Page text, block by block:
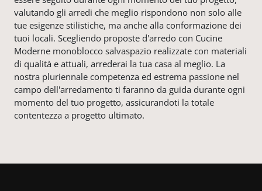
valutando gli arredi che meglio rispondono non solo alle
tue esigenze stilistiche, ma anche alla conformazione dei
tuoi locali. Scegliendo proposte d'arredo con Cucine
Moderne monoblocco salvaspazio realizzate con materiali
di qualità e attuali, arrederai la tua casa al meglio. La
nostra pluriennale competenza ed estrema passione nel
campo dell'arredamento ti faranno da guida durante ogni
momento del tuo progetto, assicurandoti la totale
contentezza a progetto ultimato.